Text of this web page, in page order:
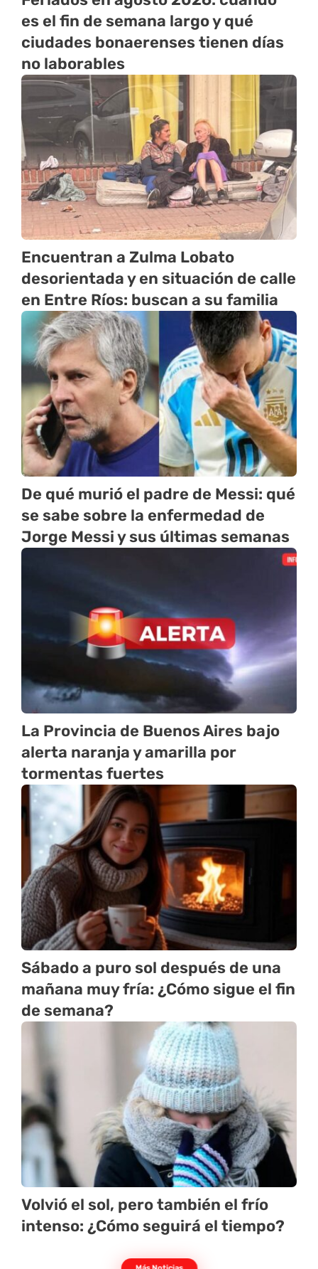
es el fin de semana largo y qué
ciudades bonaerenses tienen días
no laborables
Encuentran a Zulma Lobato
desorientada y en situación de calle
en Entre Ríos: buscan a su familia
De qué murió el padre de Messi: qué
se sabe sobre la enfermedad de
Jorge Messi y sus últimas semanas
La Provincia de Buenos Aires bajo
alerta naranja y amarilla por
tormentas fuertes
Sábado a puro sol después de una
mañana muy fría: ¿Cómo sigue el fin
de semana?
Volvió el sol, pero también el frío
intenso: ¿Cómo seguirá el tiempo?